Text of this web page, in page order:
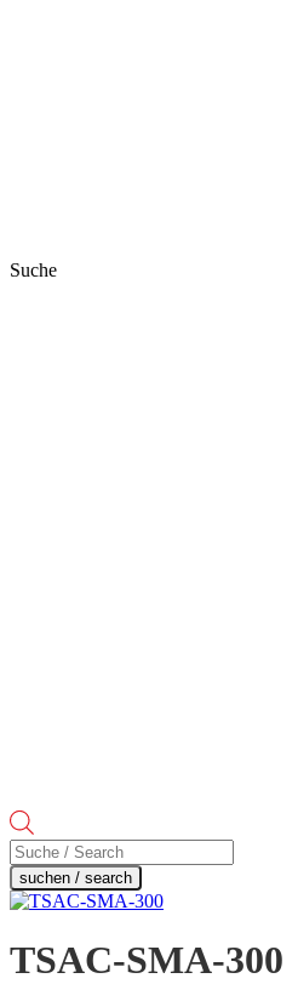
Suche
Products
search
suchen / search
TSAC-SMA-300